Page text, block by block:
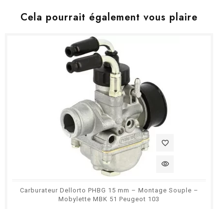
Cela pourrait également vous plaire
favorite_border
visibility
Carburateur Dellorto PHBG 15 mm – Montage Souple –
Mobylette MBK 51 Peugeot 103